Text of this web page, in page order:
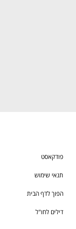
פודקאסט
תנאי שימוש
הפוך לדף הבית
דילים לחו"ל